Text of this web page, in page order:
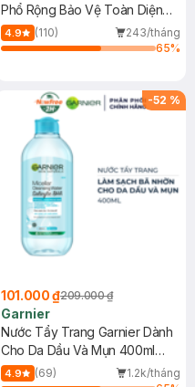
Phổ Rộng Bảo Vệ Toàn Diện
40ml
4.9 (110)
243/tháng
65%
-52 %
101.000 ₫209.000 ₫
Garnier
Nước Tẩy Trang Garnier Dành
Cho Da Dầu Và Mụn 400ml
(Mới)
4.9 (69)
1.2k/tháng